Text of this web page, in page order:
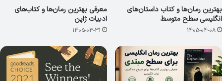
بهترین رمان‌ها و کتاب داستان‌های
انگلیسی سطح متوسط
1405-04-08
معرفی بهترین رمان‌ها و کتاب‌های
ادبیات ژاپن
1405-03-31